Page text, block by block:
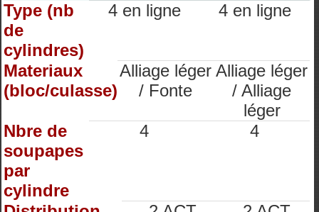
Type (nb
de
cylindres)
4 en ligne 4 en ligne
Materiaux
(bloc/culasse)
Alliage léger
/ Fonte
Alliage léger
/ Alliage
léger
Nbre de
soupapes
par
cylindre
4 4